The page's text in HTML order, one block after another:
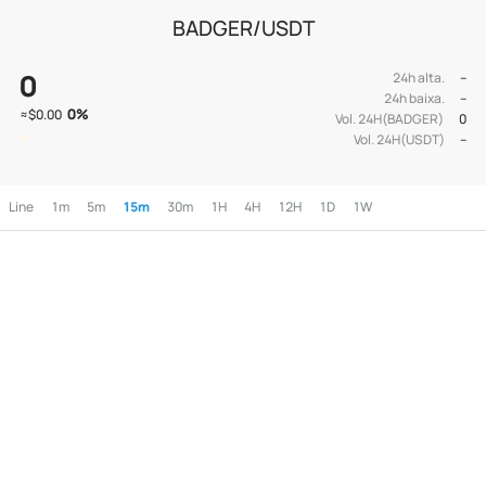
BADGER/USDT
0
≈$0.00 0%
24h alta.
--
24h baixa.
--
Vol. 24H(BADGER)
0
Vol. 24H(USDT)
--
Line 1m 5m 15m 30m 1H 4H 12H 1D 1W